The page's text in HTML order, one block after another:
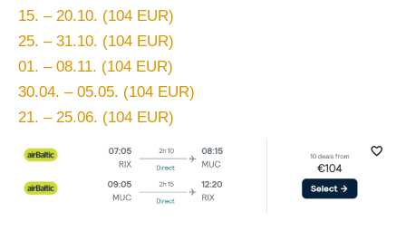
15. – 20.10. (104 EUR)
25. – 31.10. (104 EUR)
01. – 08.11. (104 EUR)
30.04. – 05.05. (104 EUR)
21. – 25.06. (104 EUR)